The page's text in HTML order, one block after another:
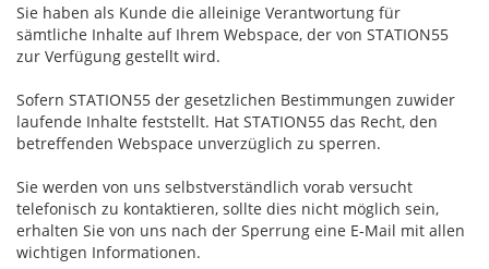
Sie haben als Kunde die alleinige Verantwortung für
sämtliche Inhalte auf Ihrem Webspace, der von STATION55
zur Verfügung gestellt wird.
Sofern STATION55 der gesetzlichen Bestimmungen zuwider
laufende Inhalte feststellt. Hat STATION55 das Recht, den
betreffenden Webspace unverzüglich zu sperren.
Sie werden von uns selbstverständlich vorab versucht
telefonisch zu kontaktieren, sollte dies nicht möglich sein,
erhalten Sie von uns nach der Sperrung eine E-Mail mit allen
wichtigen Informationen.